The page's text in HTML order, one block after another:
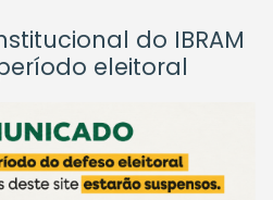
do IBRAM
eleitoral